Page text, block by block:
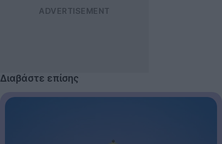
Διαβάστε επίσης